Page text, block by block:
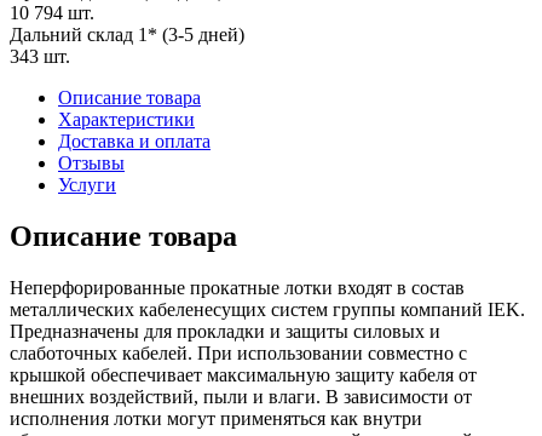
10 794 шт.
Дальний склад 1* (3-5 дней)
343 шт.
Описание товара
Характеристики
Доставка и оплата
Отзывы
Услуги
Описание товара
Неперфорированные прокатные лотки входят в состав
металлических кабеленесущих систем группы компаний IEK.
Предназначены для прокладки и защиты силовых и
слаботочных кабелей. При использовании совместно с
крышкой обеспечивает максимальную защиту кабеля от
внешних воздействий, пыли и влаги. В зависимости от
исполнения лотки могут применяться как внутри